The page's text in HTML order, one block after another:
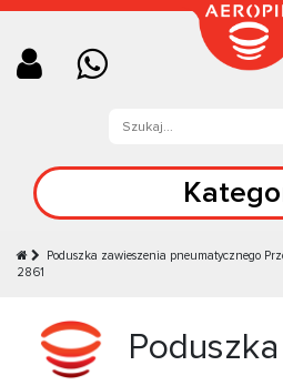
Poduszka zawieszenia pneumatycznego
2861